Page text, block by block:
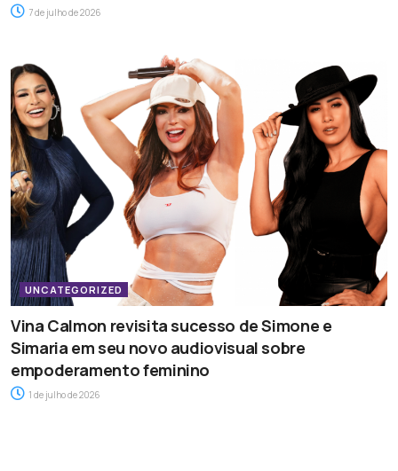
7 de julho de 2026
UNCATEGORIZED
Vina Calmon revisita sucesso de Simone e
Simaria em seu novo audiovisual sobre
empoderamento feminino
1 de julho de 2026